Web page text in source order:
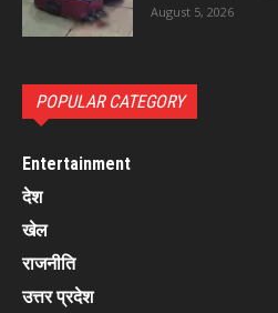
August 5, 2026
POPULAR CATEGORY
Entertainment
देश
खेल
राजनीति
उत्तर प्रदेश